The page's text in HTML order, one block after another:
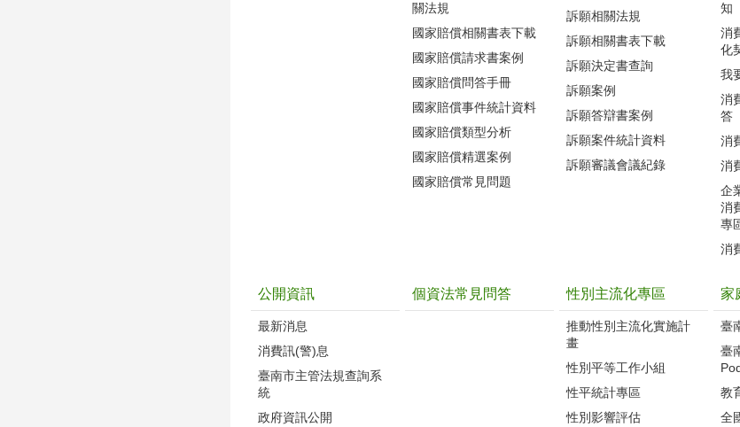
關法規
國家賠償相關書表下載
國家賠償請求書案例
國家賠償問答手冊
國家賠償事件統計資料
國家賠償類型分析
國家賠償精選案例
國家賠償常見問題
訴願相關法規
訴願相關書表下載
訴願決定書查詢
訴願案例
訴願答辯書案例
訴願案件統計資料
訴願審議會議紀錄
知
消
化
我
消
答
消
消
企
消
專
消
公開資訊
最新消息
消費訊(警)息
臺南市主管法規查詢系
統
政府資訊公開
個資法常見問答 性別主流化專區
推動性別主流化實施計
畫
性別平等工作小組
性平統計專區
性別影響評估
家
臺
臺
教
全